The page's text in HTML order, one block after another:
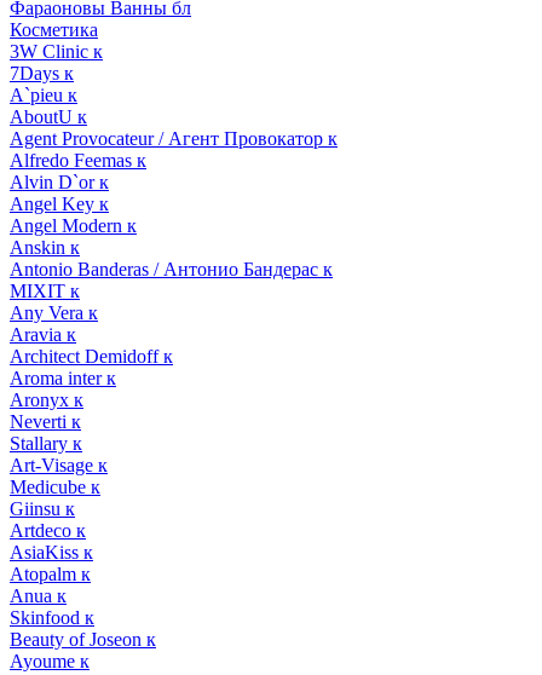
Фараоновы Ванны бл
Косметика
3W Clinic к
7Days к
A`pieu к
AboutU к
Agent Provocateur / Агент Провокатор к
Alfredo Feemas к
Alvin D`or к
Angel Key к
Angel Modern к
Anskin к
Antonio Banderas / Антонио Бандерас к
MIXIT к
Any Vera к
Aravia к
Architect Demidoff к
Aroma inter к
Aronyx к
Neverti к
Stallary к
Art-Visage к
Medicube к
Giinsu к
Artdeco к
AsiaKiss к
Atopalm к
Anua к
Skinfood к
Beauty of Joseon к
Ayoume к